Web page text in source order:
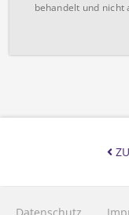
behandelt und